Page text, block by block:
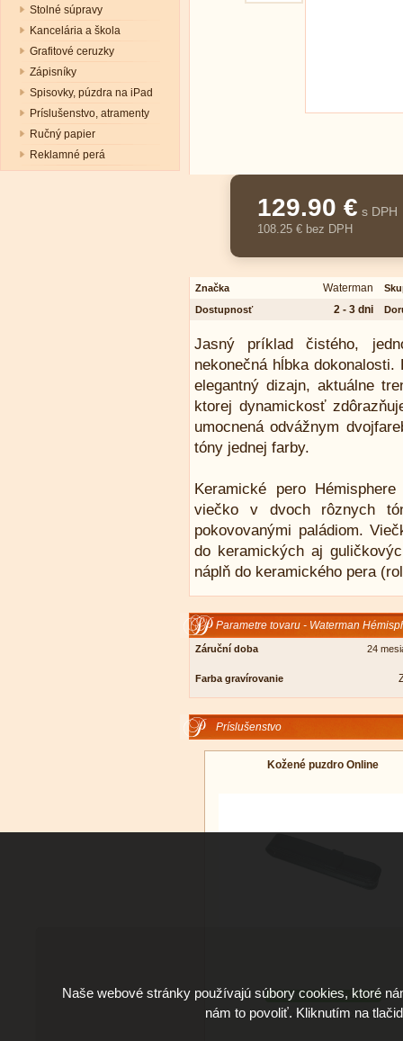
Stolné súpravy
Kancelária a škola
Grafitové ceruzky
Zápisníky
Spisovky, púzdra na iPad
Príslušenstvo, atramenty
Ručný papier
Reklamné perá
129.90 € s DPH
108.25 € bez DPH
Značka Waterman
Dostupnosť
2 - 3 dni
Jasný príklad čistého,
nekonečná hĺbka
elegantný dizajn, aktuálne
ktorej dynamickosť
umocnená odvážnym
tóny jednej farby.
Keramické pero
viečko v dvoch rôznych
pokovovanými paládiom.
do keramických aj
náplň do keramického pera
Parametre tovaru - Waterman
Záruční doba 24
Farba gravírovanie
Príslušenstvo
Kožené puzdro Online
skladom viac než 3 ks
Doručenie: v utorok 11.08.2026(viac
Naše webové stránky používajú súbory cookies, ktoré
nám to povoliť. Kliknutím na